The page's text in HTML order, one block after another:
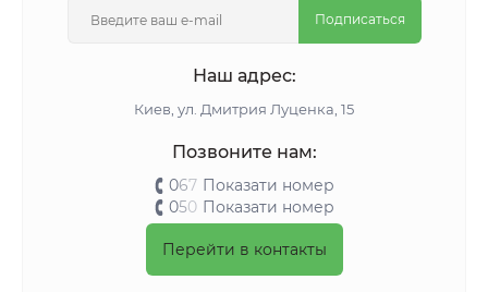
Подписаться
Наш адрес:
Киeв, ул. Дмитрия Луценка, 15
Позвоните нам:
067 Показати номер
050 Показати номер
Перейти в контакты